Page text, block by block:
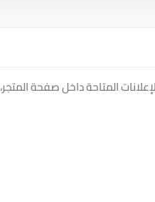
المتاحة داخل صفحة المتجر،